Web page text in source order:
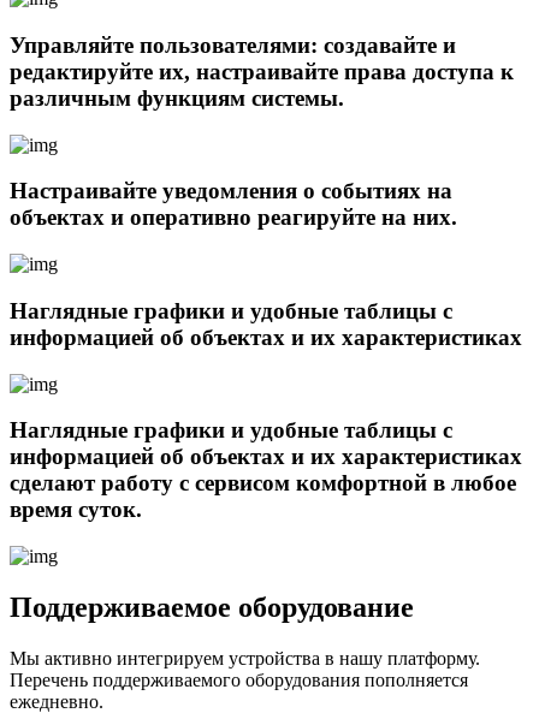
Управляйте пользователями: создавайте и
редактируйте их, настраивайте права доступа к
различным функциям системы.
Настраивайте уведомления о событиях на
объектах и оперативно реагируйте на них.
Наглядные графики и удобные таблицы с
информацией об объектах и их характеристиках
Наглядные графики и удобные таблицы с
информацией об объектах и их характеристиках
сделают работу с сервисом комфортной в любое
время суток.
Поддерживаемое оборудование
Мы активно интегрируем устройства в нашу платформу.
Перечень поддерживаемого оборудования пополняется
ежедневно.